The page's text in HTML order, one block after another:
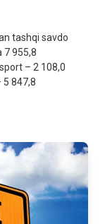
tashqi savdo
7 955,8
– 2 108,0
5 847,8